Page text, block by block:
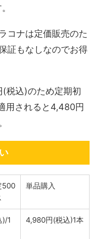
コナは定価販売のた
証もなしなのでお得
税込)のため定期初
用されると4,480円
500
単品購入
1
4,980円(税込)1本